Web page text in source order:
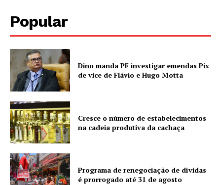
Popular
Dino manda PF investigar emendas Pix
de vice de Flávio e Hugo Motta
Cresce o número de estabelecimentos
na cadeia produtiva da cachaça
Programa de renegociação de dívidas
é prorrogado até 31 de agosto